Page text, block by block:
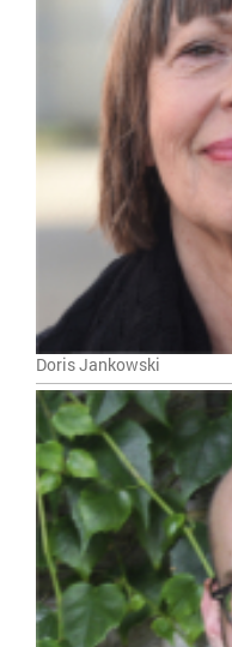
Doris Jankowski